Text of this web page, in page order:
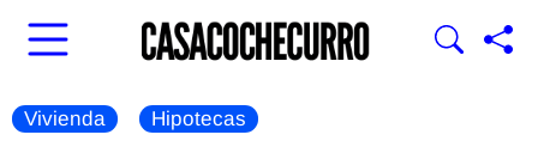
Vivienda Hipotecas